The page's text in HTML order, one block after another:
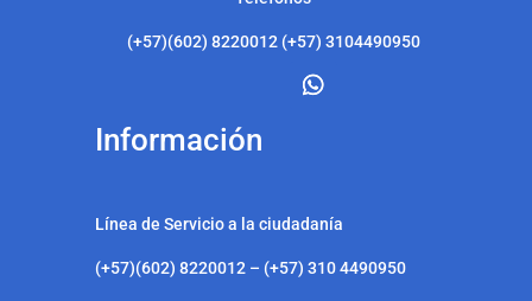
(+57)(602) 8220012 (+57) 3104490950
Información
Línea de Servicio a la ciudadanía
(+57)(602) 8220012 – (+57) 310 4490950